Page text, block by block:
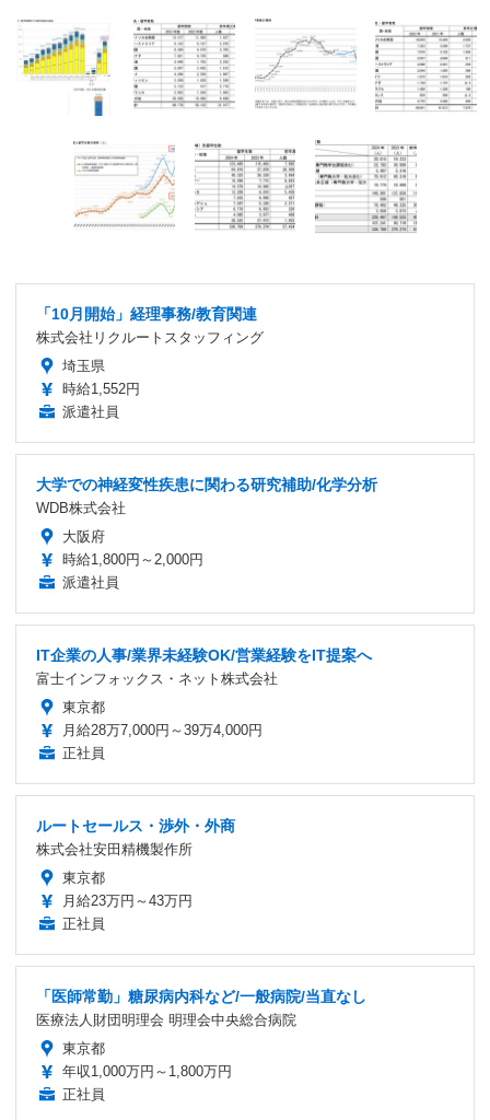
「10月開始」経理事務/教育関連
株式会社リクルートスタッフィング
埼玉県
時給1,552円
派遣社員
大学での神経変性疾患に関わる研究補助/化学分析
WDB株式会社
大阪府
時給1,800円～2,000円
派遣社員
IT企業の人事/業界未経験OK/営業経験をIT提案へ
富士インフォックス・ネット株式会社
東京都
月給28万7,000円～39万4,000円
正社員
ルートセールス・渉外・外商
株式会社安田精機製作所
東京都
月給23万円～43万円
正社員
「医師常勤」糖尿病内科など/一般病院/当直なし
医療法人財団明理会 明理会中央総合病院
東京都
年収1,000万円～1,800万円
正社員